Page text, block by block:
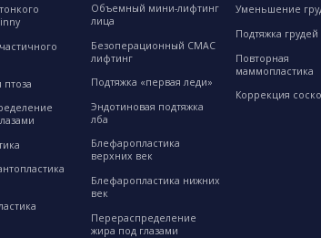
птоза
Объемный мини-лифтинг
лица
Безоперационный СМАС
лифтинг
Подтяжка «первая леди»
Эндотиновая подтяжка
лба
Блефаропластика
верхних век
Блефаропластика нижних
век
Перераспределение
жира под глазами
Уменьшение
Подтяжка грудей
Повторная
маммопластика
Коррекция